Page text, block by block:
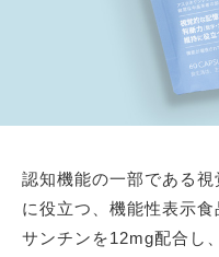
認知機能の一部である
に役立つ、機能性表示
サンチンを12mg配合し